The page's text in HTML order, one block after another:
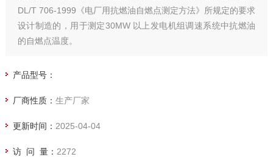
DL/T 706-1999《电厂用抗燃油自燃点测定方法》所规定的要求
设计制造的，用于测定30MW 以上发电机组调速系统中抗燃油
的自燃点温度。
产品型号：
厂商性质： 生产厂家
更新时间： 2025-04-04
访 问 量： 2272